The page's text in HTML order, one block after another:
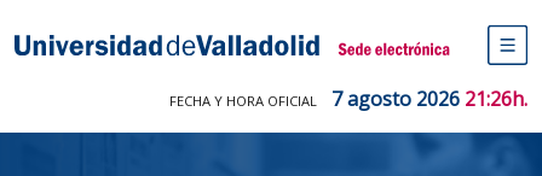
Sede electrónica Universidad de
de
FECHA Y HORA OFICIAL 7 agosto 2026 21:26h.